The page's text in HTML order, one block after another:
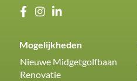
Mogelijkheden
Nieuwe Midgetgolfbaan
Renovatie